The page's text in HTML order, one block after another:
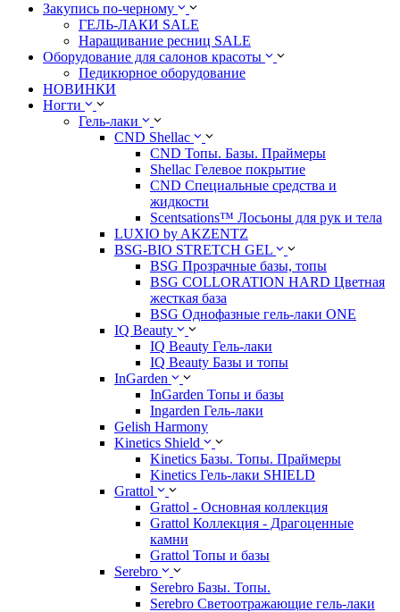
Закупись по-черному
ГЕЛЬ-ЛАКИ SALE
Наращивание ресниц SALE
Оборудование для салонов красоты
Педикюрное оборудование
НОВИНКИ
Ногти
Гель-лаки
CND Shellac
CND Топы. Базы. Праймеры
Shellac Гелевое покрытие
CND Специальные средства и
жидкости
Scentsations™ Лосьоны для рук и тела
LUXIO by AKZENTZ
BSG-BIO STRETCH GEL
BSG Прозрачные базы, топы
BSG COLLORATION HARD Цветная
жесткая база
BSG Однофазные гель-лаки ONE
IQ Beauty
IQ Beauty Гель-лаки
IQ Beauty Базы и топы
InGarden
InGarden Топы и базы
Ingarden Гель-лаки
Gelish Harmony
Kinetics Shield
Kinetics Базы. Топы. Праймеры
Kinetics Гель-лаки SHIELD
Grattol
Grattol - Oснoвнaя коллекция
Grattol Коллекция - Драгоценные
камни
Grattol Топы и базы
Serebro
Serebro Базы. Топы.
Serebro Светоотражающие гель-лаки